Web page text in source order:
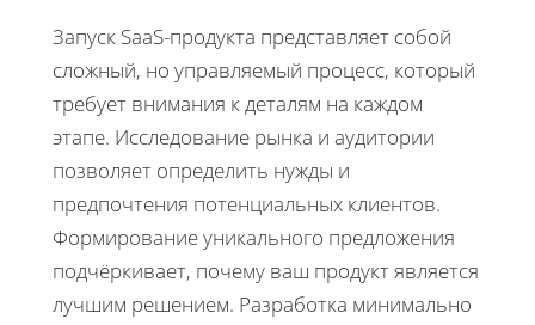
Запуск SaaS-продукта представляет собой
сложный, но управляемый процесс, который
требует внимания к деталям на каждом
этапе. Исследование рынка и аудитории
позволяет определить нужды и
предпочтения потенциальных клиентов.
Формирование уникального предложения
подчёркивает, почему ваш продукт является
лучшим решением. Разработка минимально